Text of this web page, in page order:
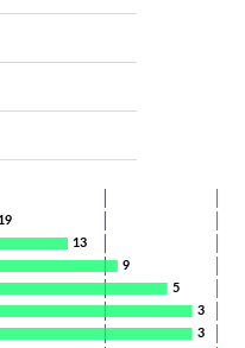
19
13
9
5
3
3